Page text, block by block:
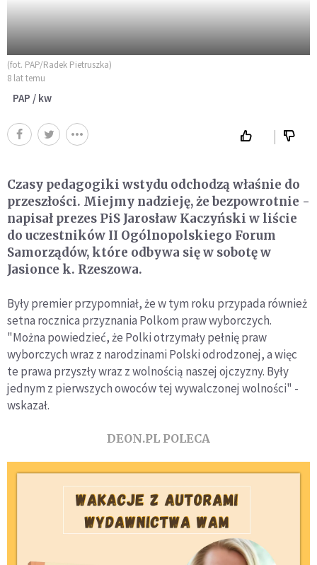
(fot. PAP/Radek Pietruszka)
8 lat temu
PAP / kw
Czasy pedagogiki wstydu odchodzą właśnie do
przeszłości. Miejmy nadzieję, że bezpowrotnie -
napisał prezes PiS Jarosław Kaczyński w liście
do uczestników II Ogólnopolskiego Forum
Samorządów, które odbywa się w sobotę w
Jasionce k. Rzeszowa.
Były premier przypomniał, że w tym roku przypada również
setna rocznica przyznania Polkom praw wyborczych.
"Można powiedzieć, że Polki otrzymały pełnię praw
wyborczych wraz z narodzinami Polski odrodzonej, a więc
te prawa przyszły wraz z wolnością naszej ojczyzny. Były
jednym z pierwszych owoców tej wywalczonej wolności" -
wskazał.
DEON.PL POLECA